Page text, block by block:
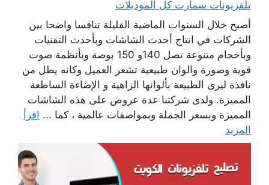
تلفزيونات سمارت كل الموديلات
أصبح خلال السنوات الماضية القليلة تنافسا واضحا بين
الشركات في انتاج أحدث الشاشات وبأحدث التقنيات
وبأحجام متنوعة تصل 140و 150 بوصة وبأنظمة صوت
قوية وصورة والوان طبيعية تشعر العميل وكانه يطل من
نافذة ليرى الطبيعة بألوانها الزاهية و الإضاءة الساطعة
المميزة. ولدى شركتنا عدة عروض على هذه الشاشات
المميزة وبسعر الجملة وبمواصفات عالمية ، كما ... اقرأ
المزيد